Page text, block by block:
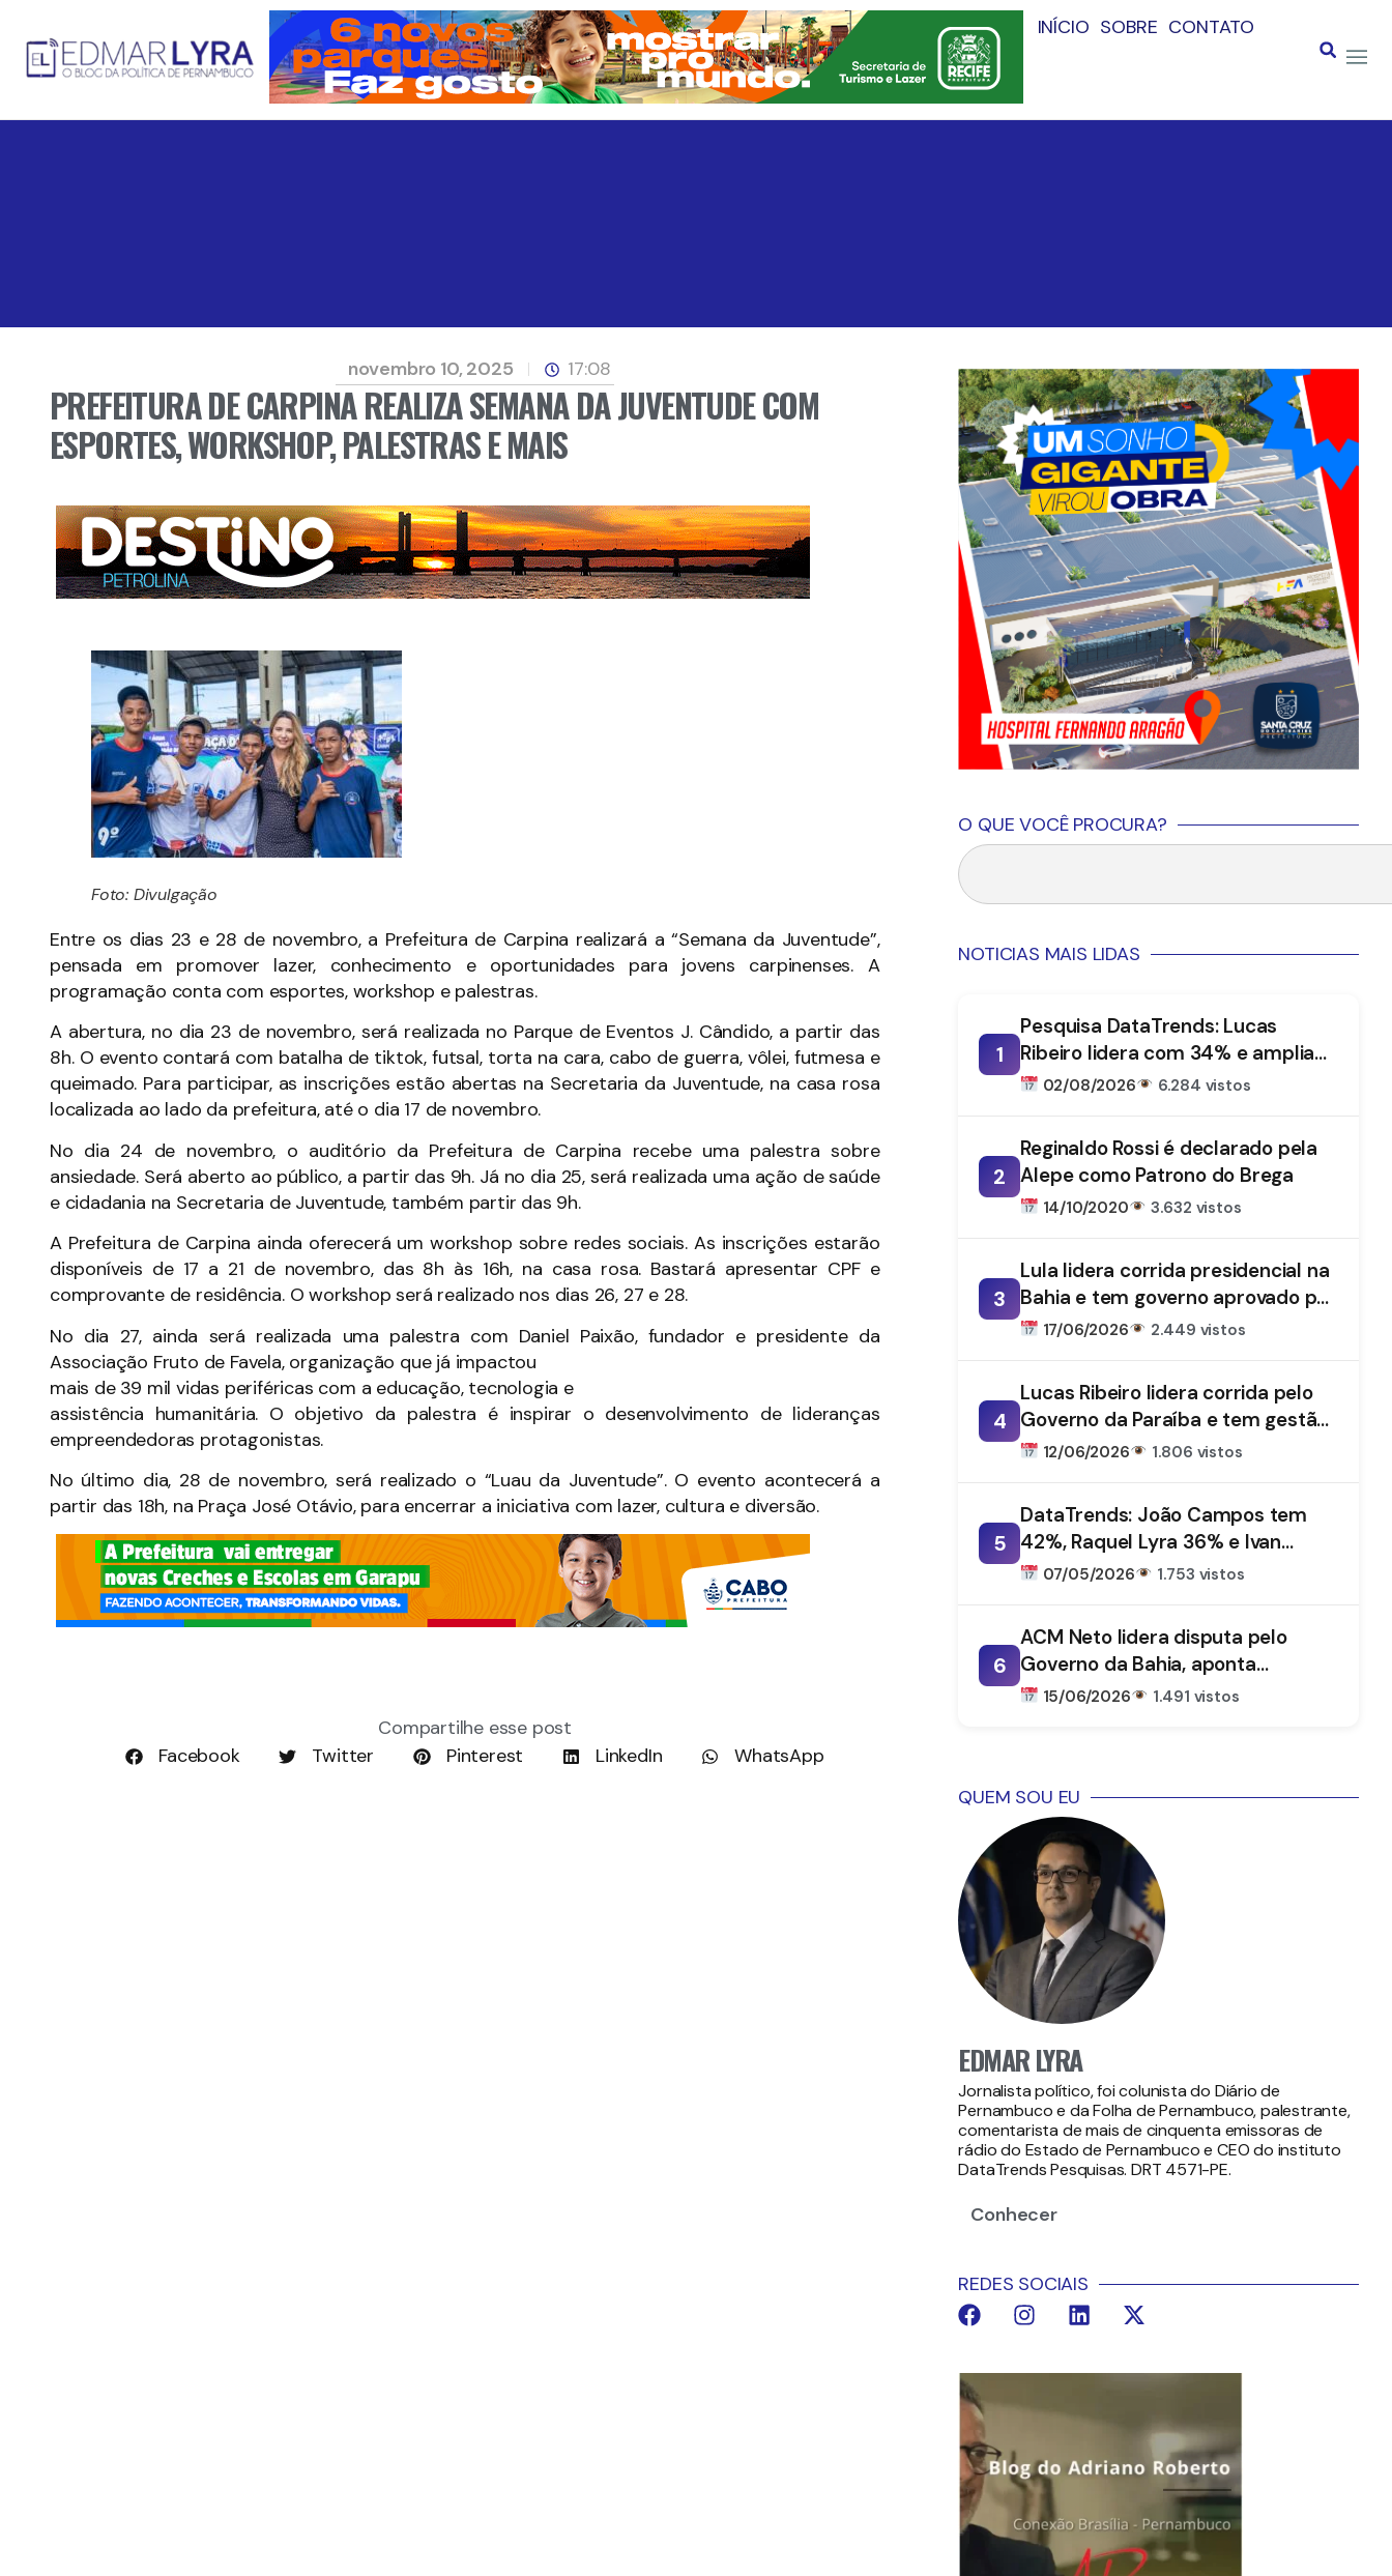
INÍCIO SOBRE CONTATO
novembro 10, 2025 17:08
PREFEITURA DE CARPINA REALIZA SEMANA DA JUVENTUDE COM
ESPORTES, WORKSHOP, PALESTRAS E MAIS
Foto: Divulgação
Entre os dias 23 e 28 de novembro, a Prefeitura de Carpina realizará a “Semana da Juventude”,
pensada em promover lazer, conhecimento e oportunidades para jovens carpinenses. A
programação conta com esportes, workshop e palestras.
A abertura, no dia 23 de novembro, será realizada no Parque de Eventos J. Cândido, a partir das
8h. O evento contará com batalha de tiktok, futsal, torta na cara, cabo de guerra, vôlei, futmesa e
queimado. Para participar, as inscrições estão abertas na Secretaria da Juventude, na casa rosa
localizada ao lado da prefeitura, até o dia 17 de novembro.
No dia 24 de novembro, o auditório da Prefeitura de Carpina recebe uma palestra sobre
ansiedade. Será aberto ao público, a partir das 9h. Já no dia 25, será realizada uma ação de saúde
e cidadania na Secretaria de Juventude, também partir das 9h.
A Prefeitura de Carpina ainda oferecerá um workshop sobre redes sociais. As inscrições estarão
disponíveis de 17 a 21 de novembro, das 8h às 16h, na casa rosa. Bastará apresentar CPF e
comprovante de residência. O workshop será realizado nos dias 26, 27 e 28.
No dia 27, ainda será realizada uma palestra com Daniel Paixão, fundador e presidente da
Associação Fruto de Favela, organização que já impactou
mais de 39 mil vidas periféricas com a educação, tecnologia e
assistência humanitária. O objetivo da palestra é inspirar o desenvolvimento de lideranças
empreendedoras protagonistas.
No último dia, 28 de novembro, será realizado o “Luau da Juventude”. O evento acontecerá a
partir das 18h, na Praça José Otávio, para encerrar a iniciativa com lazer, cultura e diversão.
Compartilhe esse post
Facebook
Twitter Pinterest LinkedIn WhatsApp
O QUE VOCÊ PROCURA?
NOTICIAS MAIS LIDAS
1
Pesquisa DataTrends: Lucas
Ribeiro lidera com 34% e amplia
vantagem na disputa pelo
02/08/2026 6.284 vistos
2
Reginaldo Rossi é declarado pela
Alepe como Patrono do Brega
14/10/2020 3.632 vistos
3
Lula lidera corrida presidencial na
Bahia e tem governo aprovado por
61%, aponta DataTrends
17/06/2026 2.449 vistos
4
Lucas Ribeiro lidera corrida pelo
Governo da Paraíba e tem gestão
aprovada por 66%, aponta
12/06/2026 1.806 vistos
5
DataTrends: João Campos tem
42%, Raquel Lyra 36% e Ivan
Moraes 1%
07/05/2026 1.753 vistos
6
ACM Neto lidera disputa pelo
Governo da Bahia, aponta
DataTrends
15/06/2026 1.491 vistos
QUEM SOU EU
EDMAR LYRA
Jornalista político, foi colunista do Diário de
Pernambuco e da Folha de Pernambuco, palestrante,
comentarista de mais de cinquenta emissoras de
rádio do Estado de Pernambuco e CEO do instituto
DataTrends Pesquisas. DRT 4571-PE.
Conhecer
REDES SOCIAIS